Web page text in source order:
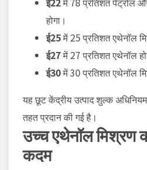
होगा।
ई25में 25 प्रतिशत एथेनॉल
ई27में 27 प्रतिशत एथेनॉल
ई30में 30 प्रतिशत एथेनॉल
यह छूट केंद्रीय उत्पाद शुल्क
तहत प्रदान की गई है।
उच्च एथेनॉल मिश्रण
कदम